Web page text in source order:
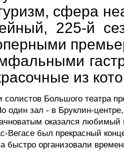
сфера
225-й
из
солистов Большого театра
один зал - в Бруклин-
оказался любимый
Вегасе был прекрасный
быстро организовали